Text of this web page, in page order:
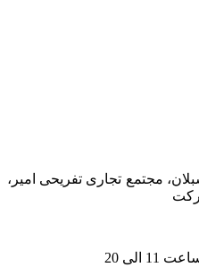
مجتمع تجاری تفریحی امیر،
الی 20